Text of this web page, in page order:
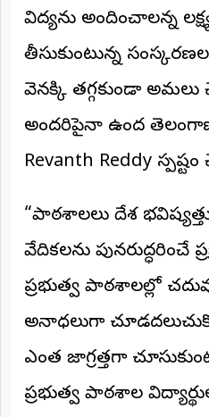
అంతర్జాతీయం
ఆర్టీఐ
(REPORTERS
DESK)
మా
రిపోర్టర్‌గా
చేరండి
(Login)
విద్యను అందించాలన్న
తీసుకుంటున్న
వెనక్కి తగ్గకుండా
అందరిపైనా ఉందని
Revanth Reddy
“పాఠశాలలు దేశ
వేదికలను పునరుద్ధరించే
ప్రభుత్వ పాఠశాలల్లో
అనాధలుగా
ఎంత జాగ్రత్తగా
ప్రభుత్వ పాఠశాల